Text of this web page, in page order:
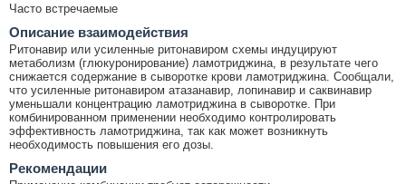
Часто встречаемые
Описание взаимодействия
Ритонавир или усиленные ритонавиром схемы индуцируют
метаболизм (глюкуронирование) ламотриджина, в результате чего
снижается содержание в сыворотке крови ламотриджина. Сообщали,
что усиленные ритонавиром атазанавир, лопинавир и саквинавир
уменьшали концентрацию ламотриджина в сыворотке. При
комбинированном применении необходимо контролировать
эффективность ламотриджина, так как может возникнуть
необходимость повышения его дозы.
Рекомендации